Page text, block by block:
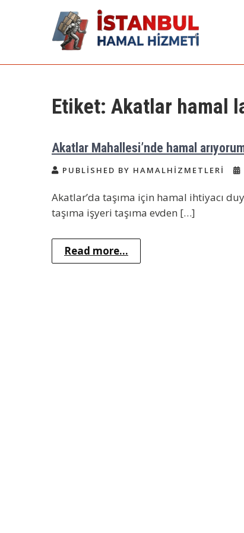
İstanbul Günlük
Arıyorum Hamal
Acil Hamal Bul – İstanbul Geneli
Etiket: Akatlar hamal
Akatlar Mahallesi’nde hamal
PUBLISHED BY HAMALHIZMETLERI
Akatlar’da taşıma için hamal ihtiyacı
taşıma işyeri taşıma evden […]
Read more...